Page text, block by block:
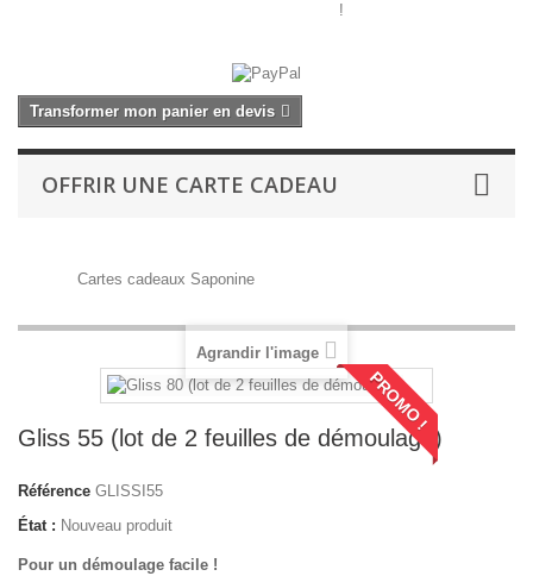
!
Transformer mon panier en devis
OFFRIR UNE CARTE CADEAU
Cartes cadeaux Saponine
PROMO !
Agrandir l'image
Gliss 55 (lot de 2 feuilles de démoulage)
Référence GLISSI55
État : Nouveau produit
Pour un démoulage facile !